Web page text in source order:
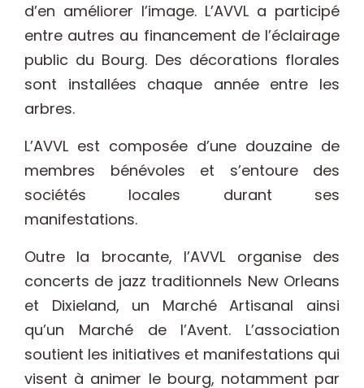
d’en améliorer l’image. L’AVVL a participé
entre autres au financement de l’éclairage
public du Bourg. Des décorations florales
sont installées chaque année entre les
arbres.
L’AVVL est composée d’une douzaine de
membres bénévoles et s’entoure des
sociétés locales durant ses
manifestations.
Outre la brocante, l’AVVL organise des
concerts de jazz traditionnels New Orleans
et Dixieland, un Marché Artisanal ainsi
qu’un Marché de l’Avent. L’association
soutient les initiatives et manifestations qui
visent à animer le bourg, notamment par